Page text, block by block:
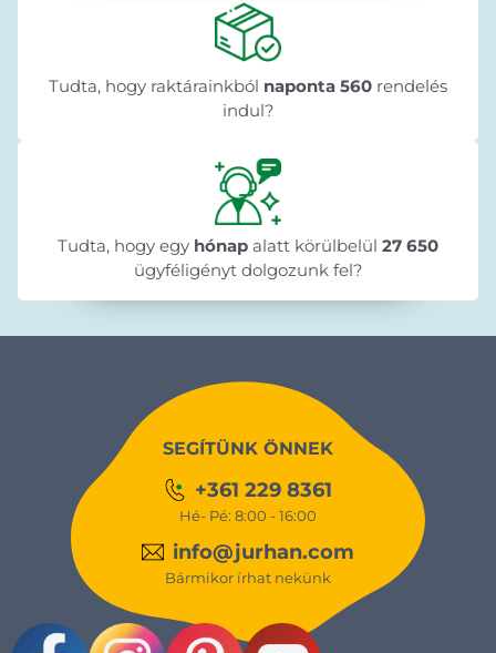
Tudta, hogy raktárainkból naponta 560 rendelés
indul?
Tudta, hogy egy hónap alatt körülbelül 27 650
ügyféligényt dolgozunk fel?
SEGÍTÜNK ÖNNEK
+361 229 8361
Hé- Pé: 8:00 - 16:00
info@jurhan.com
Bármikor írhat nekünk